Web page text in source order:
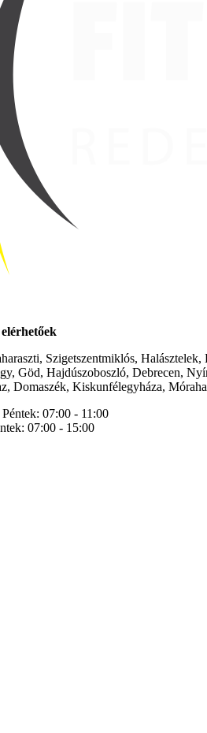
Szigetszentmiklós,
Göd, Hajdúszoboszló, Debrecen,
Domaszék, Kiskunfélegyháza,
07:00 - 11:00
07:00 - 15:00